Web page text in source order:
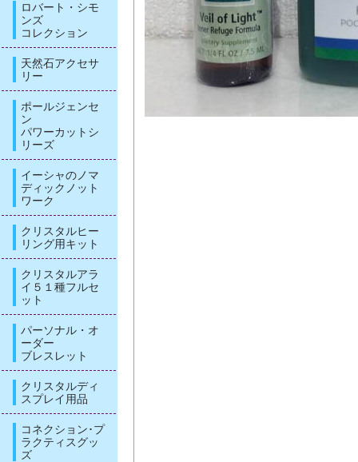
ロバート・シモ
ンズ
コレクション
天然石アクセサ
リー
ポールジェンセ
ン
パワーカットシ
リーズ
イーシャのノマ
ディックノット
ワーク
クリスタルヒー
リング用キット
クリスタルアラ
イ５１種フルセ
ット
パーソナル・オ
ーダー
ブレスレット
クリスタルディ
スプレイ用品
コネクション･プ
ラクティスグッ
ズ